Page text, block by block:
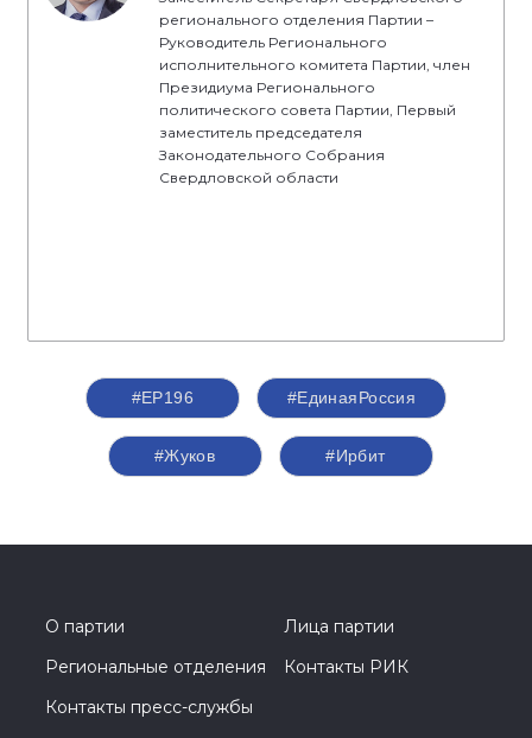
регионального отделения Партии –
Руководитель Регионального
исполнительного комитета Партии, член
Президиума Регионального
политического совета Партии, Первый
заместитель председателя
Законодательного Собрания
Свердловской области
#ЕР196 #‎ЕдинаяРоссия
#Жуков #Ирбит
О партии
Лица партии
Региональные отделения
Контакты РИК
Контакты пресс-службы